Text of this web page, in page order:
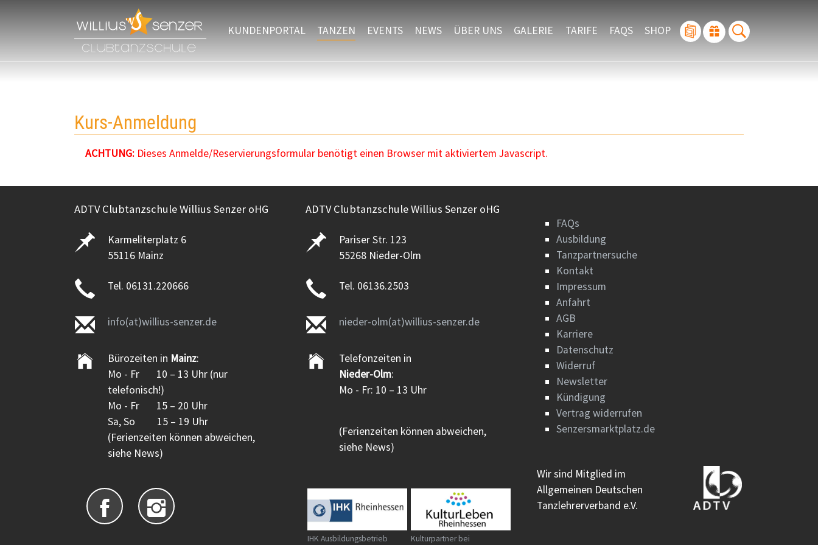
KUNDENPORTAL
TANZEN EVENTS NEWS ÜBER UNS GALERIE TARIFE FAQS SHOP
Kurs-Anmeldung
ACHTUNG:Dieses Anmelde/Reservierungsformular benötigt einen Browser mit aktiviertem Javascript.
ADTV Clubtanzschule Willius Senzer oHG
Karmeliterplatz 6
55116 Mainz
Tel. 06131.220666
info(at)willius-senzer.de
Bürozeiten in Mainz:
Mo - Fr 10 – 13 Uhr (nur
telefonisch!)
Mo - Fr 15 – 20 Uhr
Sa, So 15 – 19 Uhr
(Ferienzeiten können abweichen,
siehe News)
ADTV Clubtanzschule Willius Senzer oHG
Pariser Str. 123
55268 Nieder-Olm
Tel. 06136.2503
nieder-olm(at)willius-senzer.de
Telefonzeiten in
Nieder-Olm:
Mo - Fr: 10 – 13 Uhr
(Ferienzeiten können abweichen,
siehe News)
IHK Ausbildungsbetrieb Kulturpartner bei
FAQs
Ausbildung
Tanzpartnersuche
Kontakt
Impressum
Anfahrt
AGB
Karriere
Datenschutz
Widerruf
Newsletter
Kündigung
Vertrag widerrufen
Senzersmarktplatz.de
Wir sind Mitglied im
Allgemeinen Deutschen
Tanzlehrerverband e.V.